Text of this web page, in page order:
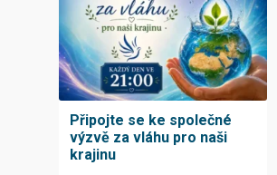
Připojte se ke společné
výzvě za vláhu pro naši
krajinu